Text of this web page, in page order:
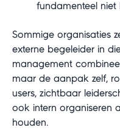
fundamenteel niet
Sommige organisaties
externe begeleider in
management
maar de aanpak zelf,
users, zichtbaar
ook intern organiseren
houden.